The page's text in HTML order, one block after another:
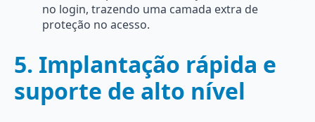
no login, trazendo uma camada extra de
proteção no acesso.
5. Implantação rápida e
suporte de alto nível